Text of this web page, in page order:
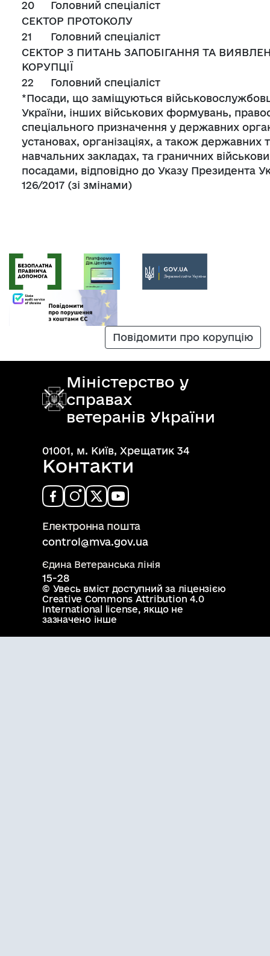
20
Головний спеціаліст
СЕКТОР ПРОТОКОЛУ
21
Головний спеціаліст
СЕКТОР З ПИТАНЬ ЗАПОБІГАННЯ ТА
КОРУПЦІЇ
22
Головний спеціаліст
*Посади, що заміщуються
України, інших військових формувань,
спеціального призначення у державних
установах, організаціях, а також державних
навчальних закладах, та граничних
посадами, відповідно до Указу Президента
126/2017 (зі змінами)
Повідомити про корупцію
Міністерство у
справах
ветеранів України
01001, м. Київ, Хрещатик 34
Контакти
Електронна пошта
control@mva.gov.ua
Єдина Ветеранська лінія
15-28
© Увесь вміст доступний за ліцензією
Creative Commons Attribution 4.0
International license, якщо не
зазначено інше